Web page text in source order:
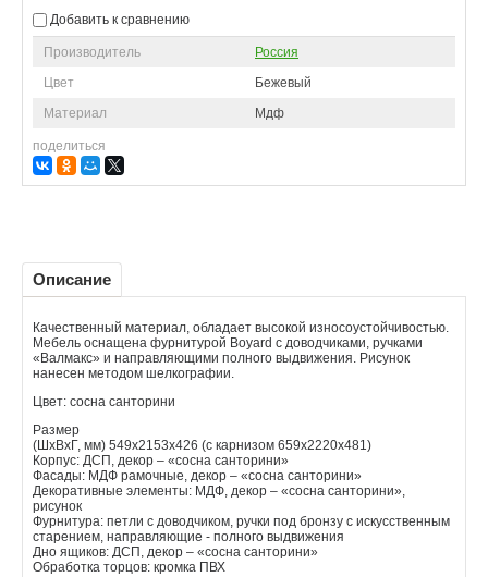
Добавить к сравнению
Производитель
Россия
Цвет
Бежевый
Материал
Мдф
поделиться
Описание
Качественный материал, обладает высокой износоустойчивостью.
Мебель оснащена фурнитурой Boyard с доводчиками, ручками
«Валмакс» и направляющими полного выдвижения. Рисунок
нанесен методом шелкографии.
Цвет: сосна санторини
Размер
(ШхВхГ, мм) 549х2153х426 (с карнизом 659х2220х481)
Корпус: ДСП, декор – «сосна санторини»
Фасады: МДФ рамочные, декор – «сосна санторини»
Декоративные элементы: МДФ, декор – «сосна санторини»,
рисунок
Фурнитура: петли с доводчиком, ручки под бронзу с искусственным
старением, направляющие - полного выдвижения
Дно ящиков: ДСП, декор – «сосна санторини»
Обработка торцов: кромка ПВХ